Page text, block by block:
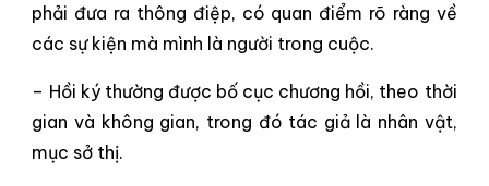
phải đưa ra thông điệp, có quan điểm rõ ràng về
các sự kiện mà mình là người trong cuộc.
– Hồi ký thường được bố cục chương hồi, theo thời
gian và không gian, trong đó tác giả là nhân vật,
mục sở thị.